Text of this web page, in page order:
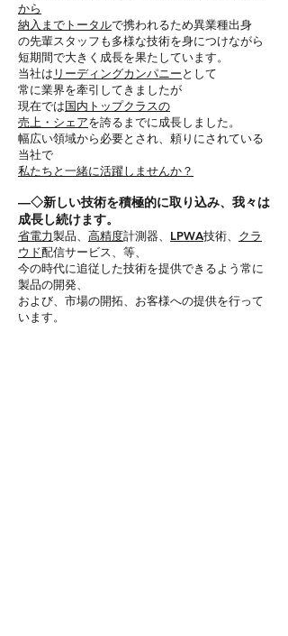
から
納入までトータルで携われるため異業種出身
の先輩スタッフも多様な技術を身につけながら
短期間で大きく成長を果たしています。
当社は リーディングカンパニーとして
常に業界を牽引してきましたが
現在では国内トップクラスの
売上・シェアを誇るまでに成長しました。
幅広い領域から必要とされ、頼りにされている
当社で
私たちと一緒に活躍しませんか？
―◇新しい技術を積極的に取り込み、我々は
成長し続けます。
省電力製品、 高精度計測器、 LPWA技術、 クラ
ウド配信サービス、等、
今の時代に追従した技術を提供できるよう常に
製品の開発、
および、市場の開拓、お客様への提供を行って
います。